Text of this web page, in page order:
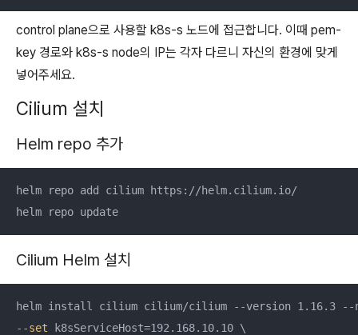
control plane으로 사용할 k8s-s 노드에 접근합니다. 이때 pem-
key 경로와 k8s-s node의 IP는 각자 다르니 자신의 환경에 맞게
넣어주세요.
Cilium 설치
Helm repo 추가
helm repo add cilium https://helm.cilium.io/
helm repo update
Cilium Helm 설치
helm install cilium cilium/cilium --version 1.16.3 --
--set k8sServiceHost=192.168.10.10 \